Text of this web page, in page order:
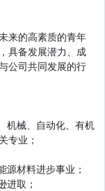
来的高素质的青年
具备发展潜力、成
公司共同发展的行
机械、自动化、有机
专业；
源材料进步事业；
进取；